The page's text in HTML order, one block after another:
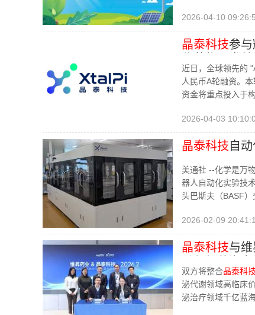
2026-04-10
晶泰科技参
近日，全球领先的
人民币A轮融资。
资金将重点投入于
2026-04-03
晶泰科技 自
美通社 --化学是万
器人自动化实验技
头巴斯夫（BASF
2026-02-09
晶泰科技与
双方将整合晶泰科技
泌代谢领域高临床
泌治疗领域千亿蓝